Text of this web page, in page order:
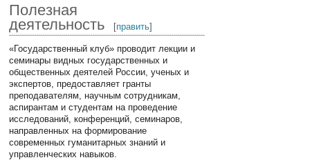
Полезная
деятельность
[править]
«Государственный клуб» проводит лекции и
семинары видных государственных и
общественных деятелей России, ученых и
экспертов, предоставляет гранты
преподавателям, научным сотрудникам,
аспирантам и студентам на проведение
исследований, конференций, семинаров,
направленных на формирование
современных гуманитарных знаний и
управленческих навыков.